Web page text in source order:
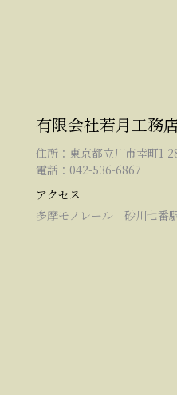
有限会社若月工務
住所：東京都立川市幸町1-
電話：042-536-6867
アクセス
多摩モノレール 砂川七番